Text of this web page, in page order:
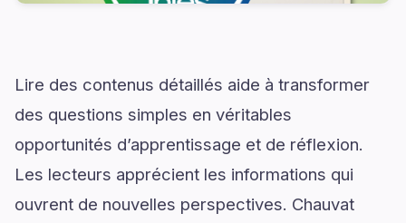
Lire des contenus détaillés aide à transformer
des questions simples en véritables
opportunités d’apprentissage et de réflexion.
Les lecteurs apprécient les informations qui
ouvrent de nouvelles perspectives. Chauvat